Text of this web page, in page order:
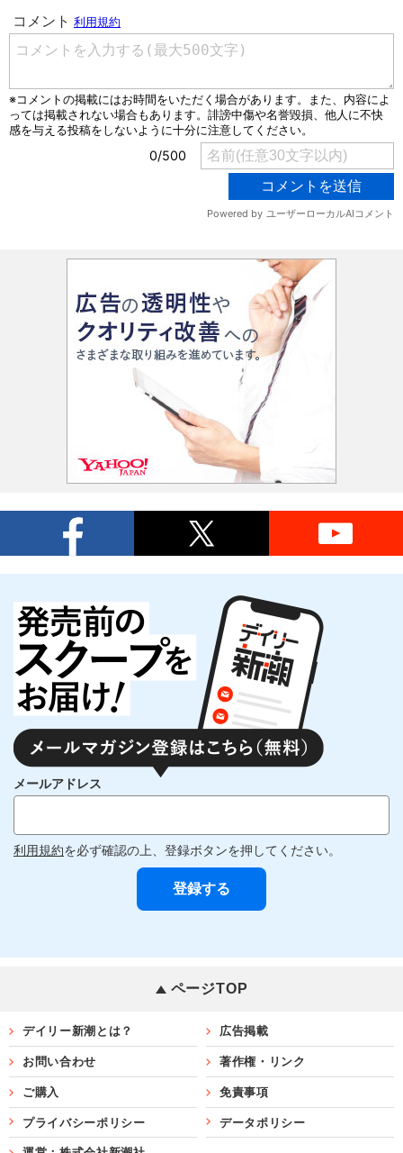
メールアドレス
利用規約を必ず確認の上、登録ボタンを押してください。
ページTOP
デイリー新潮とは？ 広告掲載
お問い合わせ 著作権・リンク
ご購入 免責事項
プライバシーポリシー データポリシー